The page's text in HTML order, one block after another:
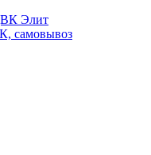
Элит
самовывоз